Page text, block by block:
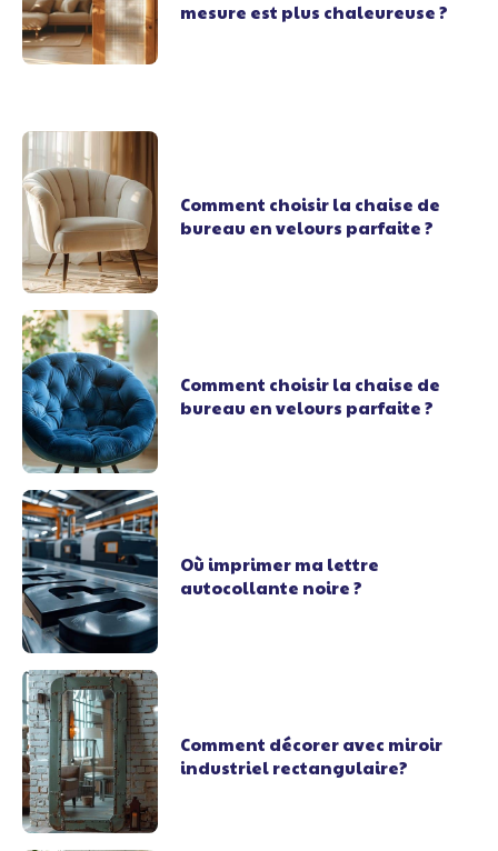
mesure est plus chaleureuse ?
Comment choisir la chaise de
bureau en velours parfaite ?
Comment choisir la chaise de
bureau en velours parfaite ?
Où imprimer ma lettre
autocollante noire ?
Comment décorer avec miroir
industriel rectangulaire?